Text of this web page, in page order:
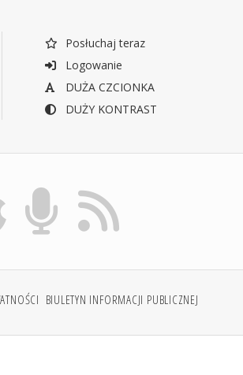
Posłuchaj teraz
Logowanie
DUŻA CZCIONKA
DUŻY KONTRAST
BIULETYN INFORMACJI PUBLICZNEJ